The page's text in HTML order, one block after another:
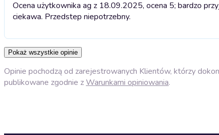
Ocena użytkownika ag z 18.09.2025, ocena 5; bardzo
ciekawa. Przedstep niepotrzebny.
Pokaż wszystkie opinie
Opinie pochodzą od zarejestrowanych Klientów, którzy
publikowane zgodnie zWarunkami opiniowania.